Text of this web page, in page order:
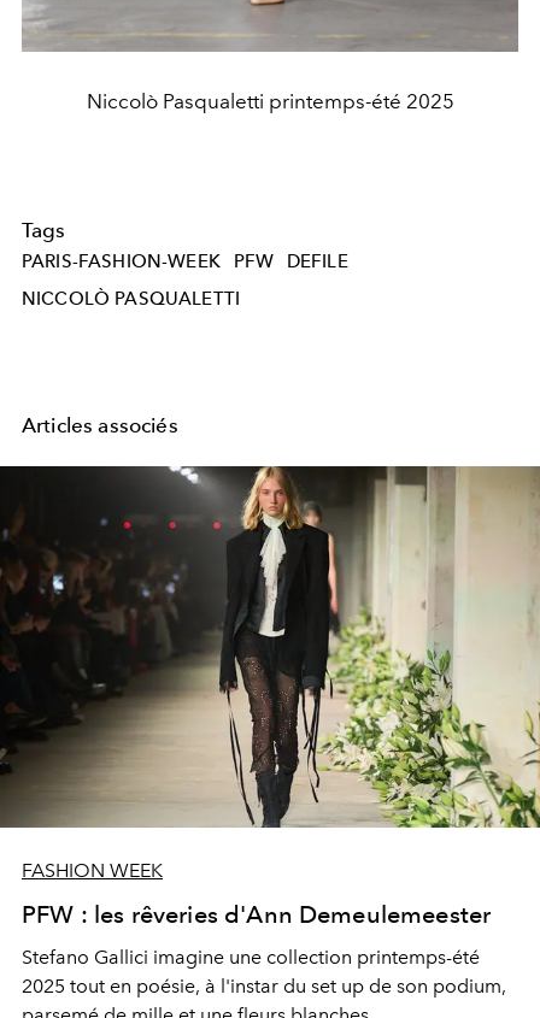
Niccolò Pasqualetti printemps-été 2025
Tags
PARIS-FASHION-WEEK PFW
DEFILE
NICCOLÒ PASQUALETTI
Articles associés
FASHION WEEK
PFW : les rêveries d'Ann Demeulemeester
Stefano Gallici imagine une collection printemps-été
2025 tout en poésie, à l'instar du set up de son podium,